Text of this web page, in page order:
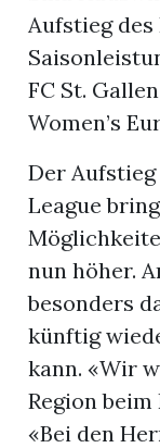
Aufstieg des
FC St.
Women’s
Der Aufstieg
League
nun höher.
besonders
künftig
kann. «Wir
Region beim
«Bei den